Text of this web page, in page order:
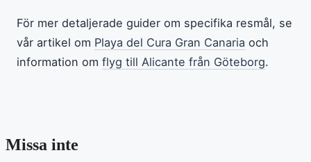
För mer detaljerade guider om specifika resmål, se
vår artikel om Playa del Cura Gran Canaria och
information om flyg till Alicante från Göteborg.
Missa inte